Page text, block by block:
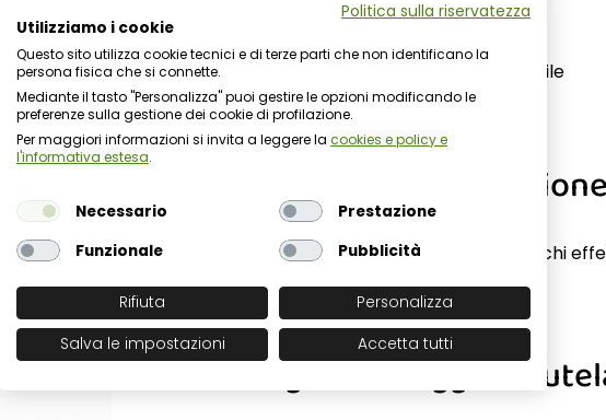
Denuncia all’Autorità Giudiziaria o Contabile
Cosa si intende per
La Legge garantisce protezioni specifiche per chi
Chi sono gli altri soggetti
Politica sulla riservatezza
Utilizziamo i cookie
Questo sito utilizza cookie tecnici e di terze parti che non identificano la
persona fisica che si connette.
Mediante il tasto "Personalizza" puoi gestire le opzioni modificando le
preferenze sulla gestione dei cookie di profilazione.
Per maggiori informazioni si invita a leggere la cookies e policy e
l'informativa estesa.
Necessario
Prestazione
Funzionale
Pubblicità
Rifiuta
Personalizza
Salva le impostazioni
Accetta tutti